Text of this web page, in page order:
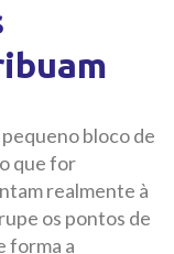
bloco de
que for
realmente à
os pontos de
forma a